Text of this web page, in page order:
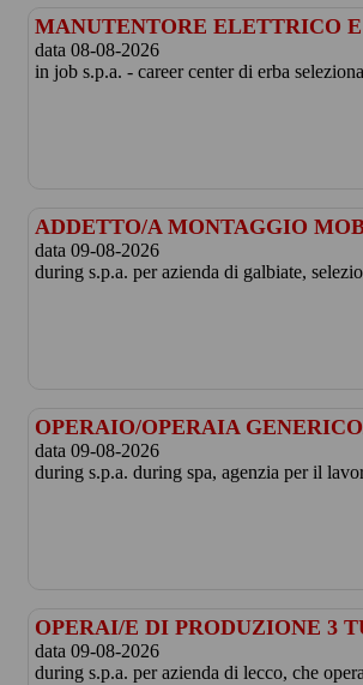
MANUTENTORE ELETTRICO
data 08-08-2026
in job s.p.a. - career center di erba
ADDETTO/A MONTAGGIO
data 09-08-2026
during s.p.a. per azienda di galbiate,
OPERAIO/OPERAIA
data 09-08-2026
during s.p.a. during spa, agenzia per il
OPERAI/E DI PRODUZIONE 3
data 09-08-2026
during s.p.a. per azienda di lecco, che